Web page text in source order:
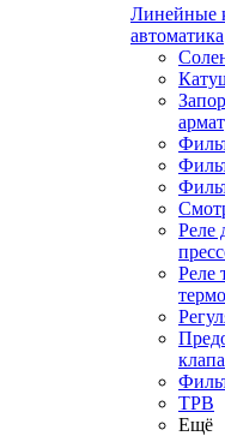
Линейные
автоматика
Реле
Реле
ТРВ
Ещё